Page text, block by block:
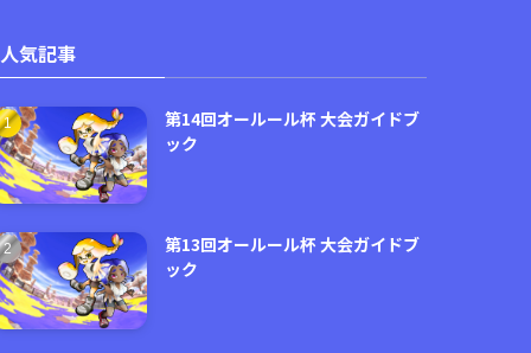
人気記事
第14回オールール杯 大会ガイドブ
ック
第13回オールール杯 大会ガイドブ
ック